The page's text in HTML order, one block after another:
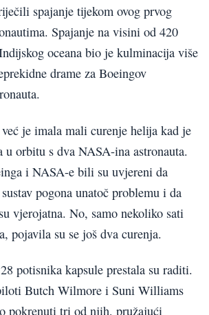
spajanje tijekom ovog prvog
Spajanje na visini od 420
oceana bio je kulminacija više
drame za Boeingov
je imala mali curenje helija kad je
u orbitu s dva NASA-ina astronauta.
i NASA-e bili su uvjereni da
pogona unatoč problemu i da
vjerojatna. No, samo nekoliko sati
pojavila su se još dva curenja.
potisnika kapsule prestala su raditi.
Butch Wilmore i Suni Williams
pokrenuti tri od njih, pružajući